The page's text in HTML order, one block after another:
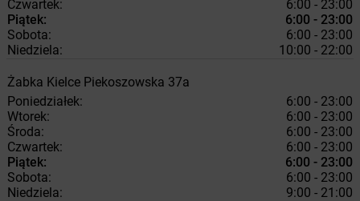
Czwartek:
6:00 - 23:00
Piątek:
6:00 - 23:00
Sobota:
6:00 - 23:00
Niedziela:
10:00 - 22:00
Żabka Kielce Piekoszowska 37a
Poniedziałek:
6:00 - 23:00
Wtorek:
6:00 - 23:00
Środa:
6:00 - 23:00
Czwartek:
6:00 - 23:00
Piątek:
6:00 - 23:00
Sobota:
6:00 - 23:00
Niedziela:
9:00 - 21:00